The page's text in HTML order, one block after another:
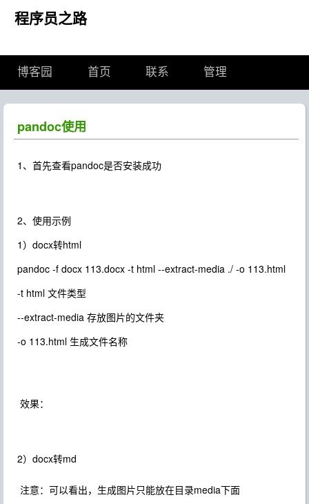
程序员之路
博客园 首页 联系 管理
pandoc使用
1、首先查看pandoc是否安装成功
2、使用示例
1）docx转html
pandoc -f docx 113.docx -t html --extract-media ./ -o 113.html
-t html 文件类型
--extract-media 存放图片的文件夹
-o 113.html 生成文件名称
效果：
2）docx转md
注意：可以看出，生成图片只能放在目录media下面